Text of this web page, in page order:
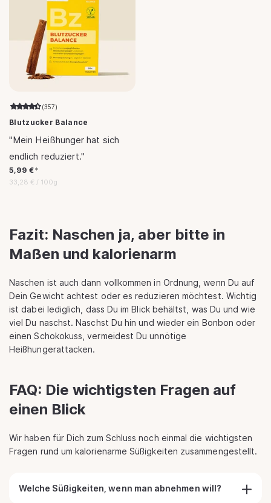
(357)
Blutzucker Balance
"Mein Heißhunger hat sich
endlich reduziert."
Normaler
Preis
5,99 €*
Grundpreis
33,28 € / pro
100g
Fazit: Naschen ja, aber bitte in
Maßen und kalorienarm
Naschen ist auch dann vollkommen in Ordnung, wenn Du auf
Dein Gewicht achtest oder es reduzieren möchtest. Wichtig
ist dabei lediglich, dass Du im Blick behältst, was Du und wie
viel Du naschst. Naschst Du hin und wieder ein Bonbon oder
einen Schokokuss, vermeidest Du unnötige
Heißhungerattacken.
FAQ: Die wichtigsten Fragen auf
einen Blick
Wir haben für Dich zum Schluss noch einmal die wichtigsten
Fragen rund um kalorienarme Süßigkeiten zusammengestellt.
Welche Süßigkeiten, wenn man abnehmen will?